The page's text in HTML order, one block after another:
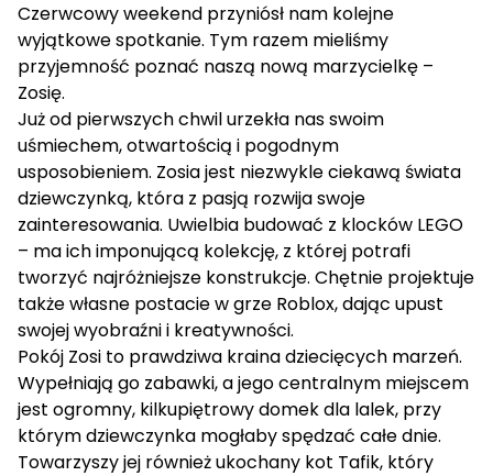
Czerwcowy weekend przyniósł nam kolejne
wyjątkowe spotkanie. Tym razem mieliśmy
przyjemność poznać naszą nową marzycielkę –
Zosię.
Już od pierwszych chwil urzekła nas swoim
uśmiechem, otwartością i pogodnym
usposobieniem. Zosia jest niezwykle ciekawą świata
dziewczynką, która z pasją rozwija swoje
zainteresowania. Uwielbia budować z klocków LEGO
– ma ich imponującą kolekcję, z której potrafi
tworzyć najróżniejsze konstrukcje. Chętnie projektuje
także własne postacie w grze Roblox, dając upust
swojej wyobraźni i kreatywności.
Pokój Zosi to prawdziwa kraina dziecięcych marzeń.
Wypełniają go zabawki, a jego centralnym miejscem
jest ogromny, kilkupiętrowy domek dla lalek, przy
którym dziewczynka mogłaby spędzać całe dnie.
Towarzyszy jej również ukochany kot Tafik, który